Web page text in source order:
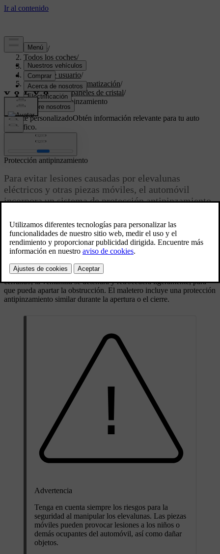
Soporte/
Todos los coches/
XC60 2024/
Manual de usuario/
Confort interior y climatización/
Ventanillas y paneles de cristal/
Protección antipinzamiento
Soporte personalizadoObtén información relevante para tu auto
específico.
Iniciar sesión
Actualizado 04/04/2025
Protección antipinzamiento
Para evitar lesiones causadas por elevalunas
eléctricos y otras piezas móviles, el automóvil
incorpora un sistema de protección antipinzamiento.
deben tener en cuenta a fin de reducir el riesgo de
quedarse atrapados entre piezas móviles o que se
cierran.
Si algo bloquea la ventanilla o el techo panorámico mientras se está
cerrando, la ventanilla se detendrá y retrocederá ligeramente, para
que pueda apartar la obstrucción. El maletero incluye una protección
antipinzamiento similar durante la apertura o el cierre.
Advertencia
Tenga en cuenta siempre los riesgos para la
seguridad al manipular los elevalunas. Las piezas
móviles pueden provocar lesiones a los niños o
demás ocupantes del automóvil, así como dañar
objetos.